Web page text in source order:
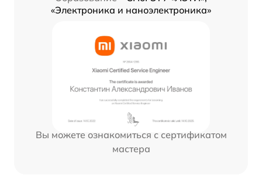
«Электроника и наноэлектроника»
Вы можете ознакомиться с сертификатом
мастера